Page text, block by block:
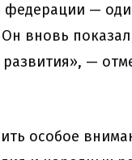
федерации —
вновь
—
особое